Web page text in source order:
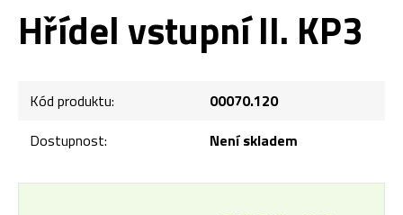
Hřídel vstupní II. KP3
Kód produktu:
00070.120
Dostupnost:
Není skladem